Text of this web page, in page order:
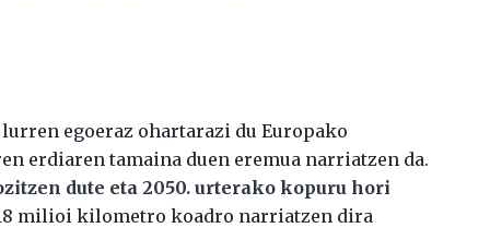
egoeraz ohartarazi du Europako
erdiaren tamaina duen eremua narriatzen da.
dute eta 2050. urterako kopuru hori
milioi kilometro koadro narriatzen dira